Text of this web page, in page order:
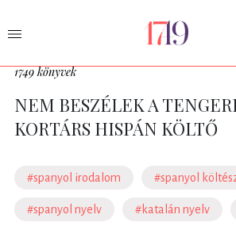
1749 könyvek
NEM BESZÉLEK A
KORTÁRS HISPÁN KÖLTŐ
#spanyol irodalom #spanyol
#spanyol nyelv #katalán nyelv